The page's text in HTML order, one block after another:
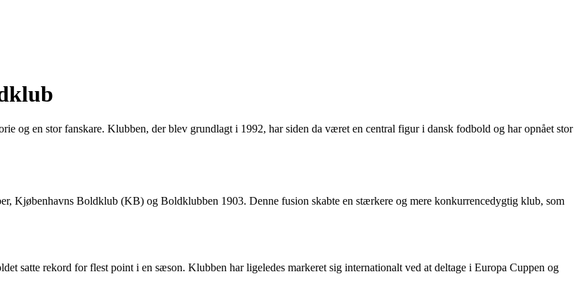
og en stor fanskare. Klubben, der blev grundlagt i 1992, har siden da været en central figur i dansk fodbold og har opnået stor
Kjøbenhavns Boldklub (KB) og Boldklubben 1903. Denne fusion skabte en stærkere og mere konkurrencedygtig klub, som
satte rekord for flest point i en sæson. Klubben har ligeledes markeret sig internationalt ved at deltage i Europa Cuppen og